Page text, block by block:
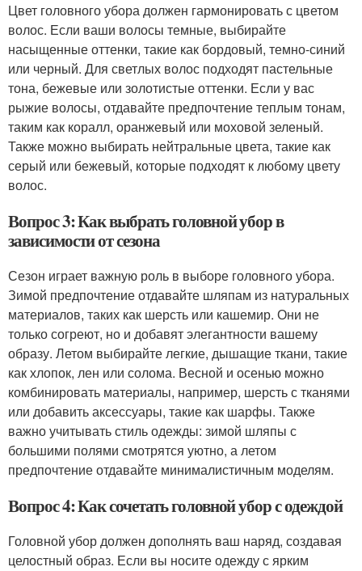
Цвет головного убора должен гармонировать с цветом
волос. Если ваши волосы темные, выбирайте
насыщенные оттенки, такие как бордовый, темно-синий
или черный. Для светлых волос подходят пастельные
тона, бежевые или золотистые оттенки. Если у вас
рыжие волосы, отдавайте предпочтение теплым тонам,
таким как коралл, оранжевый или моховой зеленый.
Также можно выбирать нейтральные цвета, такие как
серый или бежевый, которые подходят к любому цвету
волос.
Вопрос 3: Как выбрать головной убор в
зависимости от сезона
Сезон играет важную роль в выборе головного убора.
Зимой предпочтение отдавайте шляпам из натуральных
материалов, таких как шерсть или кашемир. Они не
только согреют, но и добавят элегантности вашему
образу. Летом выбирайте легкие, дышащие ткани, такие
как хлопок, лен или солома. Весной и осенью можно
комбинировать материалы, например, шерсть с тканями
или добавить аксессуары, такие как шарфы. Также
важно учитывать стиль одежды: зимой шляпы с
большими полями смотрятся уютно, а летом
предпочтение отдавайте минималистичным моделям.
Вопрос 4: Как сочетать головной убор с одеждой
Головной убор должен дополнять ваш наряд, создавая
целостный образ. Если вы носите одежду с ярким